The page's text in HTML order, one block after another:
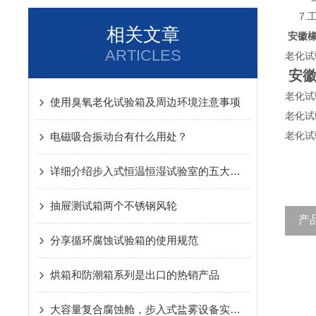
相关文章
ARTICLES
使用臭氧老化试验箱及周边环境注意事项
电磁吸合振动台有什么用处？
详细介绍步入式恒温恒湿试验室的五大系统
抽屉测试箱两个不锈钢风轮
分享循环腐蚀试验箱的使用规范
烘箱和防潮箱系列是出口的热销产品
大容量复合腐蚀舱，步入式盐雾设备实现整机级防腐验证
7.工
安徽
老化
安徽
老化
老化
老化
产